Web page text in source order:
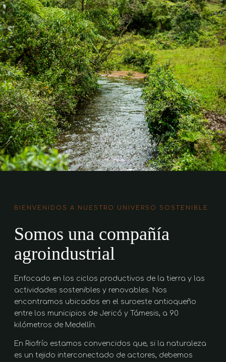
BIENVENIDOS A NUESTRO UNIVERSO SOSTENIBLE
Somos una compañía
agroindustrial
Enfocado en los ciclos productivos de la tierra y las
actividades sostenibles y renovables. Nos
encontramos ubicados en el suroeste antioqueño
entre los municipios de Jericó y Támesis, a 90
kilómetros de Medellín.
En Riofrío estamos convencidos que, si la naturaleza
es un tejido interconectado de actores, debemos